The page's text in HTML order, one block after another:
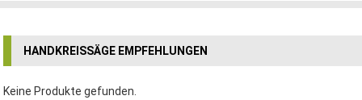
HANDKREISSÄGE EMPFEHLUNGEN
Keine Produkte gefunden.